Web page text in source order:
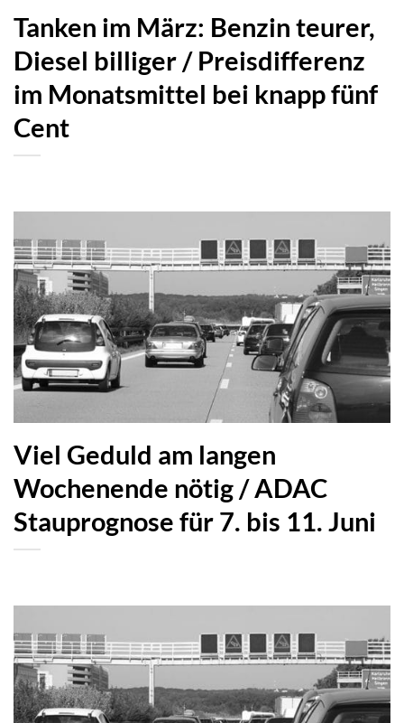
Tanken im März: Benzin teurer,
Diesel billiger / Preisdifferenz
im Monatsmittel bei knapp fünf
Cent
Viel Geduld am langen
Wochenende nötig / ADAC
Stauprognose für 7. bis 11. Juni